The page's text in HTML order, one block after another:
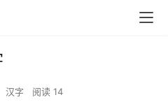
汉字 阅读 14